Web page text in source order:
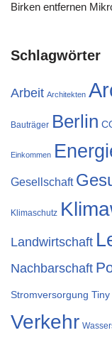
Birken entfernen
Schlagwörter
Arbeit Architekten
Bauträger Berlin
Einkommen
Gesellschaft
Klimaschutz
Landwirtschaft
Nachbarschaft
Stromversorgung
Verkehr